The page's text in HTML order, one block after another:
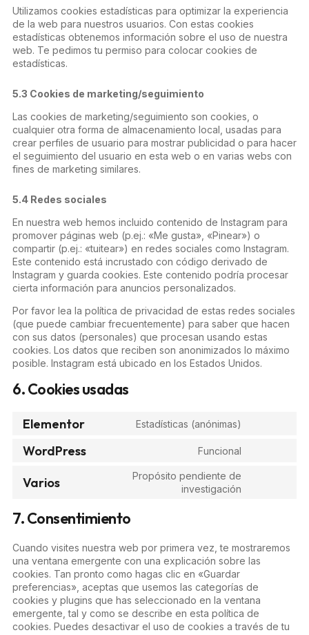
Utilizamos cookies estadísticas para optimizar la experiencia
de la web para nuestros usuarios. Con estas cookies
estadísticas obtenemos información sobre el uso de nuestra
web. Te pedimos tu permiso para colocar cookies de
estadísticas.
5.3 Cookies de marketing/seguimiento
Las cookies de marketing/seguimiento son cookies, o
cualquier otra forma de almacenamiento local, usadas para
crear perfiles de usuario para mostrar publicidad o para hacer
el seguimiento del usuario en esta web o en varias webs con
fines de marketing similares.
5.4 Redes sociales
En nuestra web hemos incluido contenido de Instagram para
promover páginas web (p.ej.: «Me gusta», «Pinear») o
compartir (p.ej.: «tuitear») en redes sociales como Instagram.
Este contenido está incrustado con código derivado de
Instagram y guarda cookies. Este contenido podría procesar
cierta información para anuncios personalizados.
Por favor lea la política de privacidad de estas redes sociales
(que puede cambiar frecuentemente) para saber que hacen
con sus datos (personales) que procesan usando estas
cookies. Los datos que reciben son anonimizados lo máximo
posible. Instagram está ubicado en los Estados Unidos.
6. Cookies usadas
Elementor Estadísticas (anónimas)
WordPress Funcional
Varios
Propósito pendiente de
investigación
7. Consentimiento
Cuando visites nuestra web por primera vez, te mostraremos
una ventana emergente con una explicación sobre las
cookies. Tan pronto como hagas clic en «Guardar
preferencias», aceptas que usemos las categorías de
cookies y plugins que has seleccionado en la ventana
emergente, tal y como se describe en esta política de
cookies. Puedes desactivar el uso de cookies a través de tu